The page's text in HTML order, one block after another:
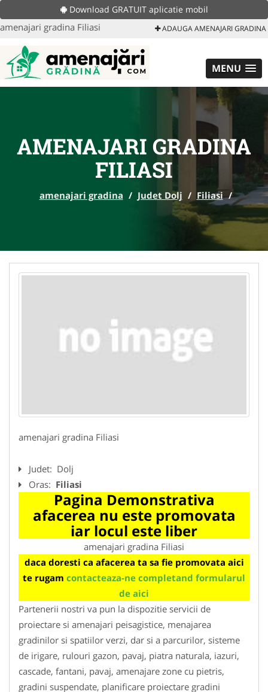
Download GRATUIT aplicatie mobil
amenajari gradina Filiasi ADAUGA AMENAJARI GRADINA
MENU
AMENAJARI GRADINA
FILIASI
amenajari gradina / Judet Dolj / Filiasi /
amenajari gradina Filiasi
Judet: Dolj
Oras: Filiasi
Pagina Demonstrativa
afacerea nu este promovata
iar locul este liber
amenajari gradina Filiasi
daca doresti ca afacerea ta sa fie promovata aici
te rugam contacteaza-ne completand formularul
de aici
Partenerii nostri va pun la dispozitie servicii de
proiectare si amenajari peisagistice, menajarea
gradinilor si spatiilor verzi, dar si a parcurilor, sisteme
de irigare, rulouri gazon, pavaj, piatra naturala, iazuri,
cascade, fantani, pavaj, amenajare zone cu pietris,
gradini suspendate, planificare proiectare gradini